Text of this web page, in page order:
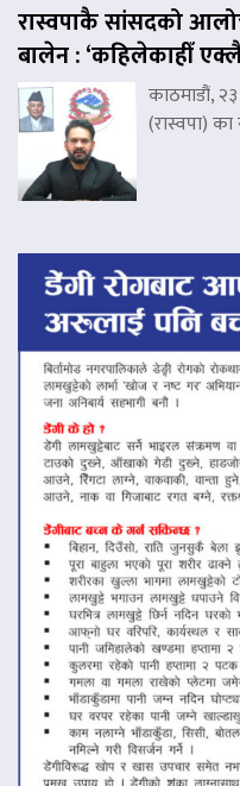
रास्वपाकै सांसदको
बालेन : ‘कहिलेकाहीँ
काठमाडौं, २३
(रास्वपा)